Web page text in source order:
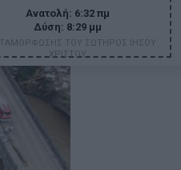
Ανατολή: 6:32 πμ
Δύση: 8:29 μμ
ΤΟΥ ΣΩΤΗΡΟΣ ΙΗΣΟΥ
ΧΡΙΣΤΟΥ